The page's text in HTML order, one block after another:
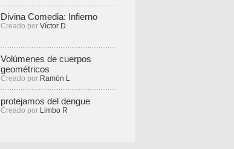
Divina Comedia: Infierno
Creado por Víctor D
Volúmenes de cuerpos
geométricos
Creado por Ramón L
protejamos del dengue
Creado por Limbo R